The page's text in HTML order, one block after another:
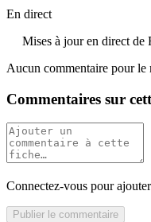
En direct
Mises à jour en direct de
Aucun commentaire pour le
Commentaires sur
Connectez-vous pour
Publier le commentaire